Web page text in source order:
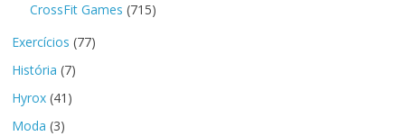
CrossFit Games (715)
Exercícios (77)
História (7)
Hyrox (41)
Moda (3)